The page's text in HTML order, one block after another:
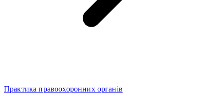
Практика правоохоронних органів